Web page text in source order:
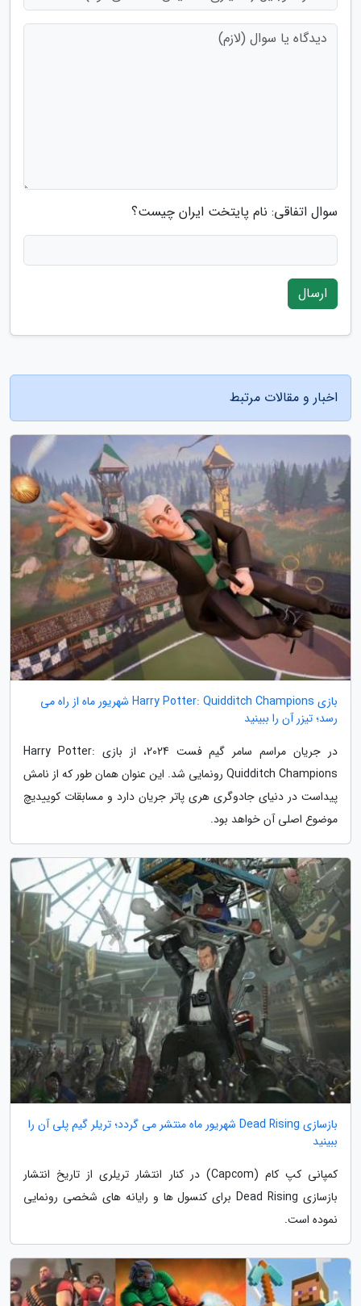
سوال اتفاقی: نام پایتخت ایران چیست؟
ارسال
اخبار و مقالات مرتبط
بازی Harry Potter: Quidditch Champions شهریور ماه از راه می
رسد؛ تیزر آن را ببینید
در جریان مراسم سامر گیم فست 2024، از بازی Harry Potter:
Quidditch Champions رونمایی شد. این عنوان همان طور که از نامش
پیداست در دنیای جادوگری هری پاتر جریان دارد و مسابقات کوییدیچ
موضوع اصلی آن خواهد بود.
بازسازی Dead Rising شهریور ماه منتشر می گردد؛ تریلر گیم پلی آن را
ببینید
کمپانی کپ کام (Capcom) در کنار انتشار تریلری از تاریخ انتشار
بازسازی Dead Rising برای کنسول ها و رایانه های شخصی رونمایی
نموده است.